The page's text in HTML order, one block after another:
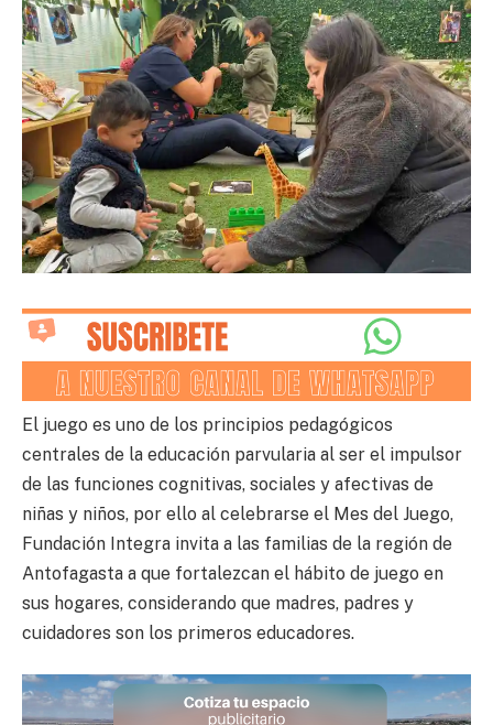
El juego es uno de los principios pedagógicos
centrales de la educación parvularia al ser el impulsor
de las funciones cognitivas, sociales y afectivas de
niñas y niños, por ello al celebrarse el Mes del Juego,
Fundación Integra invita a las familias de la región de
Antofagasta a que fortalezcan el hábito de juego en
sus hogares, considerando que madres, padres y
cuidadores son los primeros educadores.